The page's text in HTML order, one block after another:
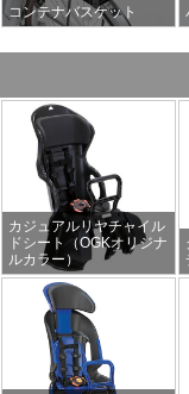
コンテナバスケット
カジュアルリヤチャイル
ドシート（OGKオリジナ
ルカラー）